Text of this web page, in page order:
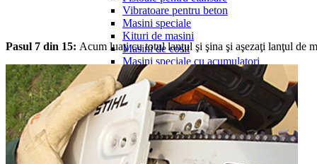
Vibratoare pentru beton
Masini speciale
Kituri de masini
Masini de cosit
Masini speciale cu acumulatori
Lanterne
Compresoare
Aparate de sudura
Incalzitoare
Tricicluri si scutere electrice
Jucarii si accesorii
Toate Produsele
Pasul 7 din 15: Acum luaţi cu totul lanţul şi şina şi aşezaţi lanţul de